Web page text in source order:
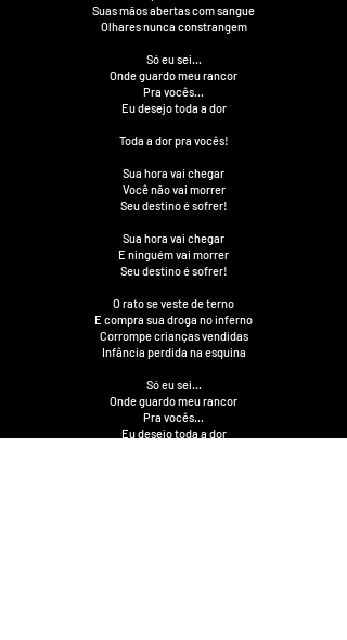
Suas mãos abertas com sangue
Olhares nunca constrangem
Só eu sei...
Onde guardo meu rancor
Pra vocês...
Eu desejo toda a dor
Toda a dor pra vocês!
Sua hora vai chegar
Você não vai morrer
Seu destino é sofrer!
Sua hora vai chegar
E ninguém vai morrer
Seu destino é sofrer!
O rato se veste de terno
E compra sua droga no inferno
Corrompe crianças vendidas
Infância perdida na esquina
Só eu sei...
Onde guardo meu rancor
Pra vocês...
Eu desejo toda a dor